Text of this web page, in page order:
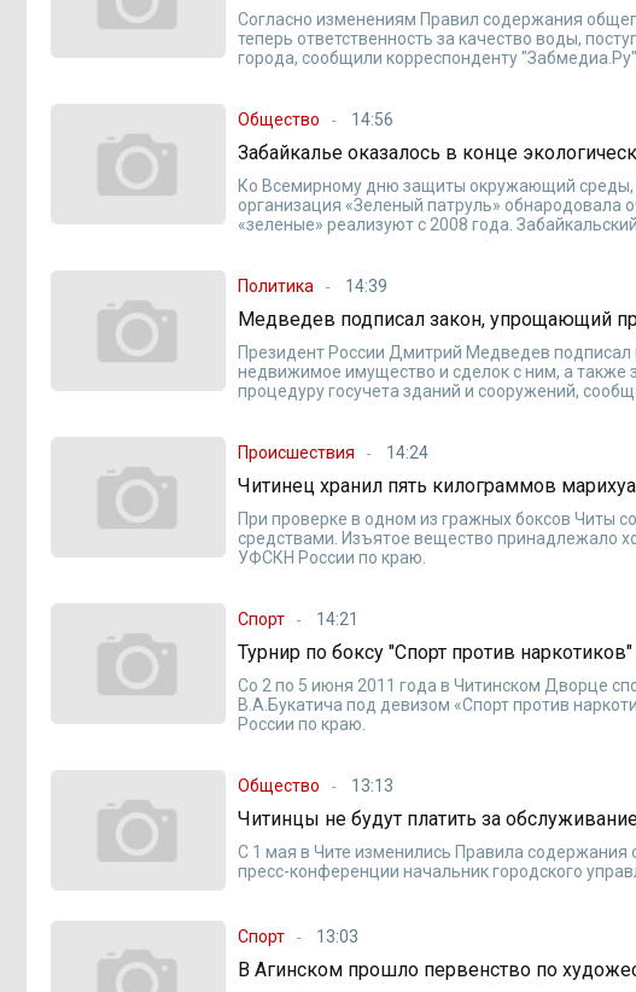
Согласно изменениям Правил содержания
теперь ответственность за качество воды,
города, сообщили корреспонденту
Общество 14:56
Забайкалье оказалось в конце
Ко Всемирному дню защиты окружающий среды,
организация «Зеленый патруль» обнародовала
«зеленые» реализуют с 2008 года.
Политика 14:39
Медведев подписал закон, упрощающий
Президент России Дмитрий Медведев подписал
недвижимое имущество и сделок с ним, а
процедуру госучета зданий и сооружений,
Происшествия 14:24
Читинец хранил пять килограммов
При проверке в одном из гражных боксов Читы
средствами. Изъятое вещество принадлежало
УФСКН России по краю.
Спорт 14:21
Турнир по боксу "Спорт против
Со 2 по 5 июня 2011 года в Читинском Дворце
В.А.Букатича под девизом «Спорт против
России по краю.
Общество 13:13
Читинцы не будут платить за
С 1 мая в Чите изменились Правила
пресс-конференции начальник городского
Спорт 13:03
В Агинском прошло первенство по